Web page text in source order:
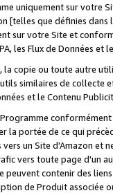
uniquement sur votre
[telles que définies dans
sur votre Site et
les Flux de Données
copie ou toute autre
similaires de
et le Contenu
la portée de ce qui
un Site d'Amazon et
vers toute page d'un
peuvent contenir des
de Produit associée